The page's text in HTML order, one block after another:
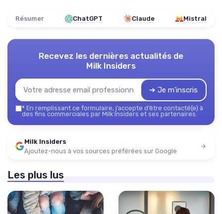
Résumer ChatGPT Claude Mistral
Recevez les dernières actualités de
Milk Insiders
➔ Je m'inscris
* En remplissant ce formulaire, j’accepte d’être contacté(e) à
des fins commerciales par Milk Insiders et ses partenaires.
Milk Insiders
Ajoutez-nous à vos sources préférées sur Google
Les plus lus